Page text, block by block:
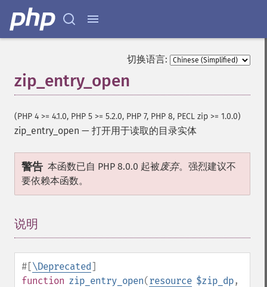
切换语言:
zip_entry_open
(PHP 4 >= 4.1.0, PHP 5 >= 5.2.0, PHP 7, PHP 8, PECL zip >= 1.0.0)
zip_entry_open — 打开用于读取的目录实体
警告 本函数已自 PHP 8.0.0 起被废弃。强烈建议不
要依赖本函数。
说明
#[\Deprecated]
function zip_entry_open(resource $zip_dp,